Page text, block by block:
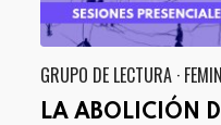
GRUPO DE LECTURA ·
LA ABOLICIÓN